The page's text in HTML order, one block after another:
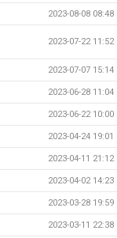
2023-08-08 08:48
2023-07-22 11:52
2023-07-07 15:14
2023-06-28 11:04
2023-06-22 10:00
2023-04-24 19:01
2023-04-11 21:12
2023-04-02 14:23
2023-03-28 19:59
2023-03-11 22:38